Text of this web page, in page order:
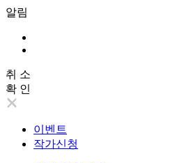
알림
취 소
확 인
이벤트
작가신청